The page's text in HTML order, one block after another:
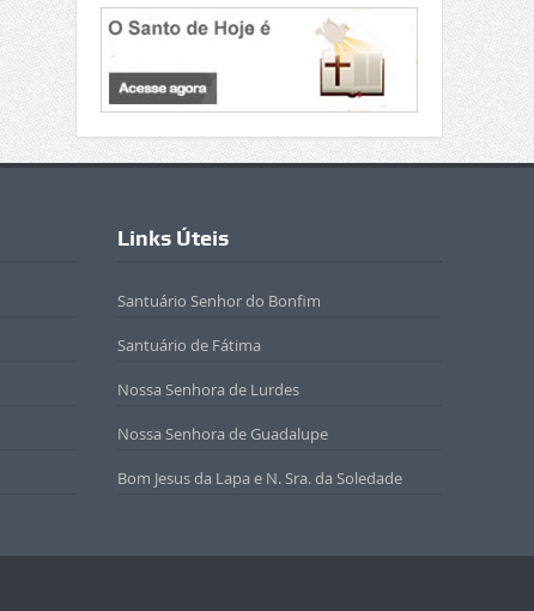
Links Úteis
Santuário Senhor do Bonfim
Santuário de Fátima
Nossa Senhora de Lurdes
Nossa Senhora de Guadalupe
Bom Jesus da Lapa e N. Sra. da Soledade